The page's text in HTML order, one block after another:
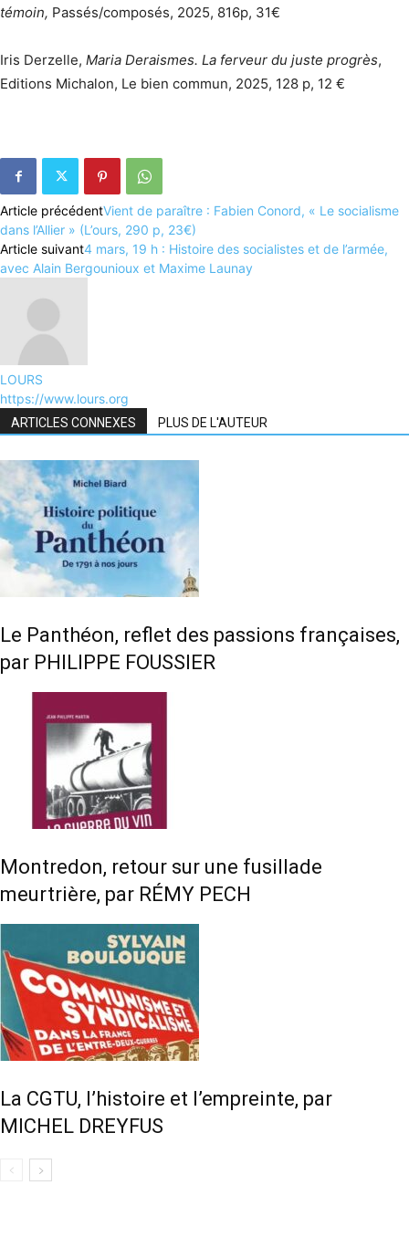
témoin, Passés/composés, 2025, 816p, 31€
Iris Derzelle, Maria Deraismes. La ferveur du juste progrès,
Editions Michalon, Le bien commun, 2025, 128 p, 12 €
Article précédentVient de paraître : Fabien Conord, « Le socialisme
dans l’Allier » (L’ours, 290 p, 23€)
Article suivant4 mars, 19 h : Histoire des socialistes et de l’armée,
avec Alain Bergounioux et Maxime Launay
LOURS
https://www.lours.org
ARTICLES CONNEXES PLUS DE L'AUTEUR
Le Panthéon, reflet des passions françaises,
par PHILIPPE FOUSSIER
Montredon, retour sur une fusillade
meurtrière, par RÉMY PECH
La CGTU, l’histoire et l’empreinte, par
MICHEL DREYFUS